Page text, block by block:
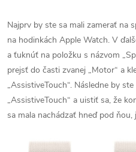
Najprv by ste sa mali zamerať na
na hodinkách Apple Watch. V
a ťuknúť na položku s názvom
prejsť do časti zvanej „Motor“ a
„AssistiveTouch“. Následne by
„AssistiveTouch“ a uistiť sa, že
sa mala nachádzať hneď pod ňou,